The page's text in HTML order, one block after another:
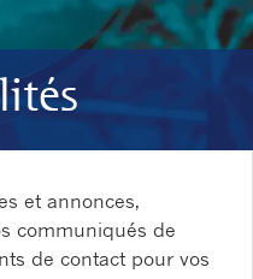
et annonces,
communiqués de
de contact pour vos